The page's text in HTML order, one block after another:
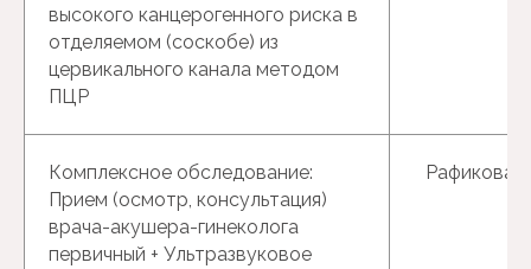
высокого канцерогенного риска в
отделяемом (соскобе) из
цервикального канала методом
ПЦР
Комплексное обследование:
Прием (осмотр, консультация)
врача-акушера-гинеколога
первичный + Ультразвуковое
Рафикова